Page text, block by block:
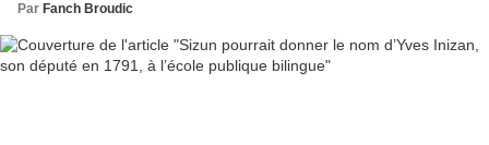
Par Fanch Broudic